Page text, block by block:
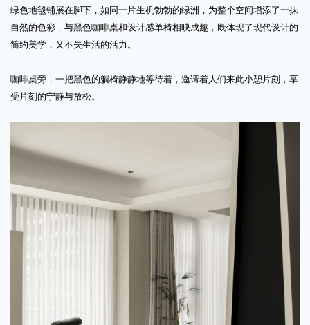
绿色地毯铺展在脚下，如同一片生机勃勃的绿洲，为整个空间增添了一抹
自然的色彩，与黑色咖啡桌和设计感单椅相映成趣，既体现了现代设计的
简约美学，又不失生活的活力。
咖啡桌旁，一把黑色的躺椅静静地等待着，邀请着人们来此小憩片刻，享
受片刻的宁静与放松。